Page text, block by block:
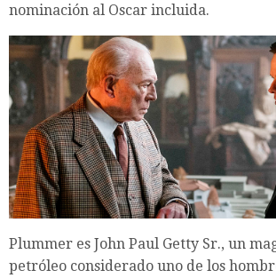
nominación al Oscar incluida.
Plummer es John Paul Getty Sr., un
petróleo considerado uno de los